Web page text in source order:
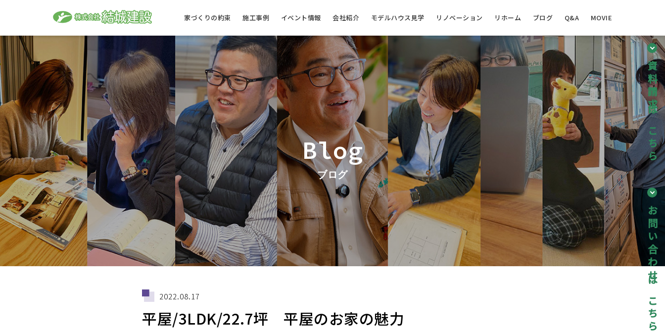
家づくりの約束 施工事例 イベント情報 会社紹介 モデルハウス見学 リノベーション リホーム ブログ Q&A MOVIE
Blog
ブログ
2022.08.17
平屋/3LDK/22.7坪 平屋のお家の魅力
資料請求はこちら
お問い合わせはこちら